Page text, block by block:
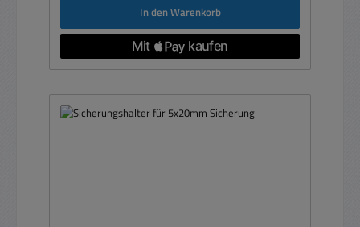
In den Warenkorb